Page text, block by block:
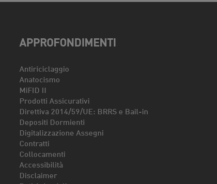
APPROFONDIMENTI
Antiriciclaggio
Anatocismo
MiFID II
Prodotti Assicurativi
Direttiva 2014/59/UE: BRRS e Bail-in
Depositi Dormienti
Digitalizzazione Assegni
Contratti
Collocamenti
Accessibilità
Disclaimer